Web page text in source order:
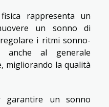
rappresenta un
un sonno di
i ritmi sonno-
anche al generale
migliorando la qualità
garantire un sonno